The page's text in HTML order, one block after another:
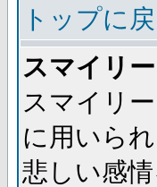
トップに
スマイリ
スマイリ
に用いら
悲しい感